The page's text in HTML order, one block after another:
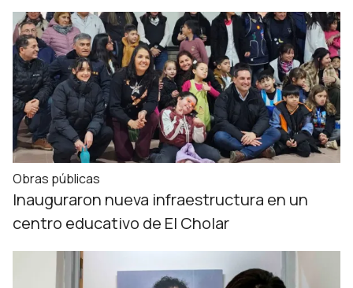
Obras públicas
Inauguraron nueva infraestructura en un
centro educativo de El Cholar